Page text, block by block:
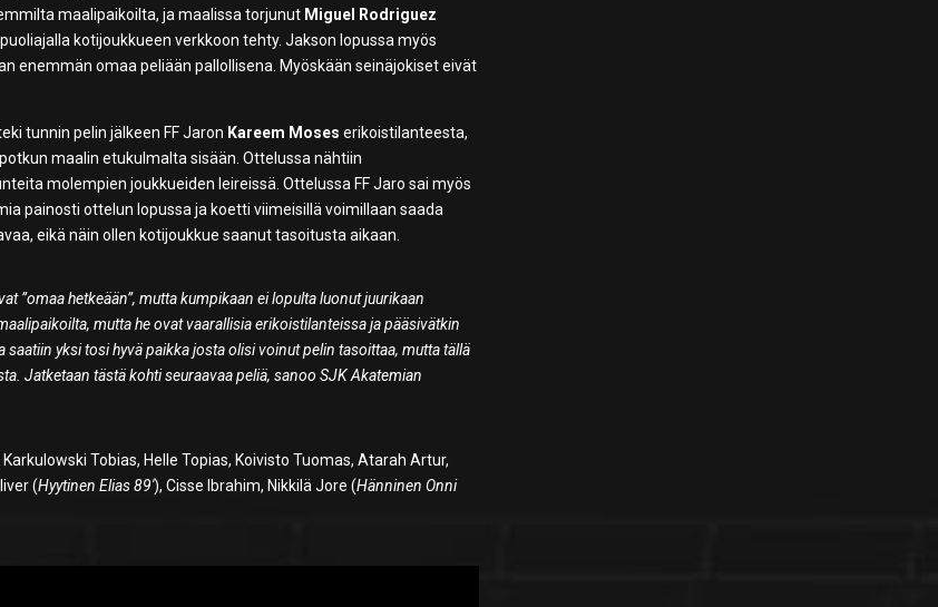
maalipaikoilta, ja maalissa torjunut Miguel Rodriguez
kotijoukkueen verkkoon tehty. Jakson lopussa myös
enemmän omaa peliään pallollisena. Myöskään seinäjokiset eivät
tunnin pelin jälkeen FF Jaron Kareem Moses erikoistilanteesta,
maalin etukulmalta sisään. Ottelussa nähtiin
molempien joukkueiden leireissä. Ottelussa FF Jaro sai myös
painosti ottelun lopussa ja koetti viimeisillä voimillaan saada
eikä näin ollen kotijoukkue saanut tasoitusta aikaan.
”omaa hetkeään”, mutta kumpikaan ei lopulta luonut juurikaan
mutta he ovat vaarallisia erikoistilanteissa ja pääsivätkin
yksi tosi hyvä paikka josta olisi voinut pelin tasoittaa, mutta tällä
Jatketaan tästä kohti seuraavaa peliä, sanoo SJK Akatemian
Tobias, Helle Topias, Koivisto Tuomas, Atarah Artur,
(Hyytinen Elias 89′), Cisse Ibrahim, Nikkilä Jore (Hänninen Onni